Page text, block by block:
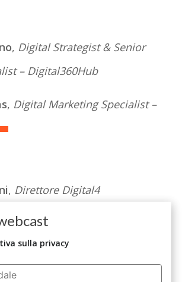
, Digital Strategist & Senior
– Digital360Hub
, Digital Marketing Specialist –
, Direttore Digital4
sulla privacy